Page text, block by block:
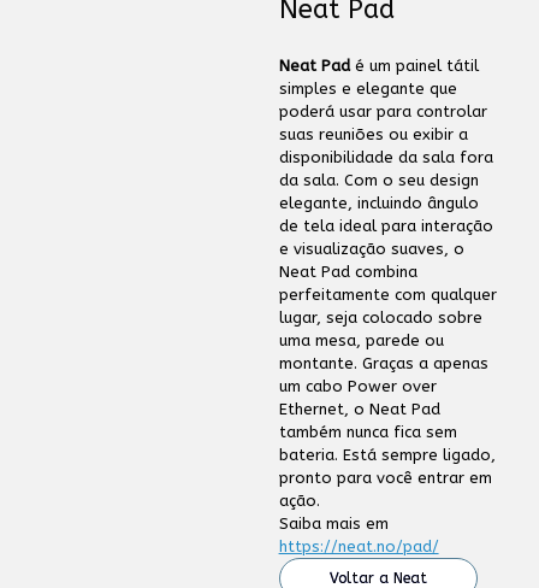
Neat Pad
Neat Padé um painel tátil
simples e elegante que
poderá usar para controlar
suas reuniões ou exibir a
disponibilidade da sala fora
da sala. Com o seu design
elegante, incluindo ângulo
de tela ideal para interação
e visualização suaves, o
Neat Pad combina
perfeitamente com qualquer
lugar, seja colocado sobre
uma mesa, parede ou
montante. Graças a apenas
um cabo Power over
Ethernet, o Neat Pad
também nunca fica sem
bateria. Está sempre ligado,
pronto para você entrar em
ação.
Saiba mais em
https://neat.no/pad/
Voltar a Neat